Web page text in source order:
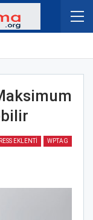
EKLENTI WPTAG